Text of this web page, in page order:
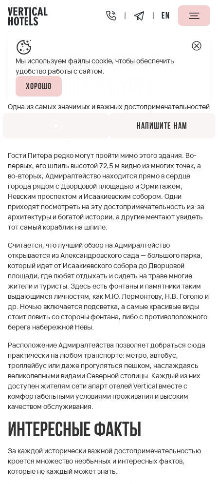
EN
Апарт-отели Vertical
Адмиралтейство в
Санкт-Петербурге
Одна из самых значимых и важных достопримечательностей
город, было основано по приказу Петра I для развития флота
Гости Питера редко могут пройти мимо этого здания. Во-
первых, его шпиль высотой 72,5 м видно из многих точек, а
во-вторых, Адмиралтейство находится прямо в сердце
города рядом с Дворцовой площадью и Эрмитажем,
Невским проспектом и Исаакиевским собором. Одни
приходят посмотреть на эту достопримечательность из-за
архитектуры и богатой истории, а другие мечтают увидеть
тот самый кораблик на шпиле.
Считается, что лучший обзор на Адмиралтейство
открывается из Александровского сада — большого парка,
который идет от Исаакиевского собора до Дворцовой
площади, где любят отдыхать и сидеть на траве многие
жители и туристы. Здесь есть фонтаны и памятники таким
выдающимся личностям, как М.Ю. Лермонтову, Н.В. Гоголю и
др. Ночью включается подсветка, а самые красивые виды
стоит ловить со стороны фонтана, либо с противоположного
берега набережной Невы.
Расположение Адмиралтейства позволяет добраться сюда
практически на любом транспорте: метро, автобус,
троллейбус или даже прогуляться пешком, наслаждаясь
великолепными видами Северной столицы. Каждый из них
доступен жителям сети апарт отелей Vertical вместе с
комфортабельными условиями проживания и высоким
качеством обслуживания.
Интересные факты
За каждой исторически важной достопримечательностью
кроется множество необычных и интересных фактов,
которые не каждый может знать.
Мы используем файлы cookie, чтобы обеспечить
удобство работы с сайтом.
Хорошо
Напишите нам